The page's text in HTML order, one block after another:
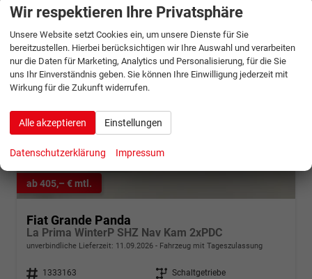
ab 405,– € mtl.
Fiat Grande Panda
La Prima WinterP SHZ Nav Kam 2xPDC
unverbindliche Lieferzeit: 11.09.2026 Fahrzeug mit Tageszulassung
Fahrzeugnr. 1333163 Getriebe Schaltgetriebe
Wir respektieren Ihre Privatsphäre
Unsere Website setzt Cookies ein, um unsere Dienste für Sie
bereitzustellen. Hierbei berücksichtigen wir Ihre Auswahl und verarbeiten
nur die Daten für Marketing, Analytics und Personalisierung, für die Sie
uns Ihr Einverständnis geben. Sie können Ihre Einwilligung jederzeit mit
Wirkung für die Zukunft widerrufen.
Alle akzeptieren Einstellungen
Datenschutzerklärung Impressum